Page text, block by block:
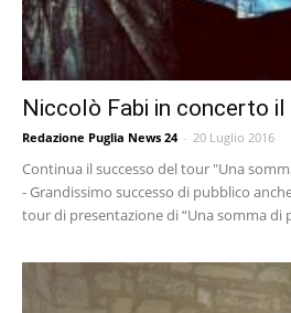
Niccolò Fabi in concerto
Redazione Puglia News 24 - 20 Luglio 2016
Continua il successo del tour "Una
- Grandissimo successo di pubblico
tour di presentazione di “Una somma di